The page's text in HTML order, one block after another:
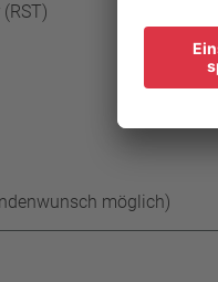
≥ 35
-35 K
-65 K
möglich)